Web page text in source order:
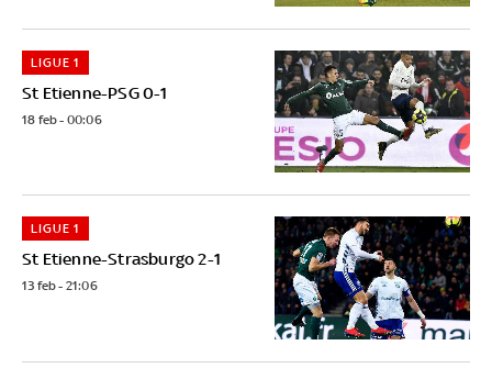
St Etienne-PSG 0-1
LIGUE 1
18 feb - 00:06
St Etienne-Strasburgo 2-1
LIGUE 1
13 feb - 21:06